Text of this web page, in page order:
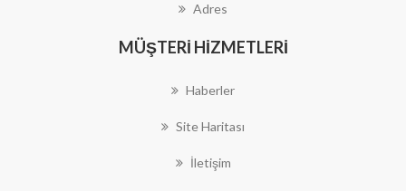
Adres
MÜŞTERI HIZMETLERI
Haberler
Site Haritası
İletişim